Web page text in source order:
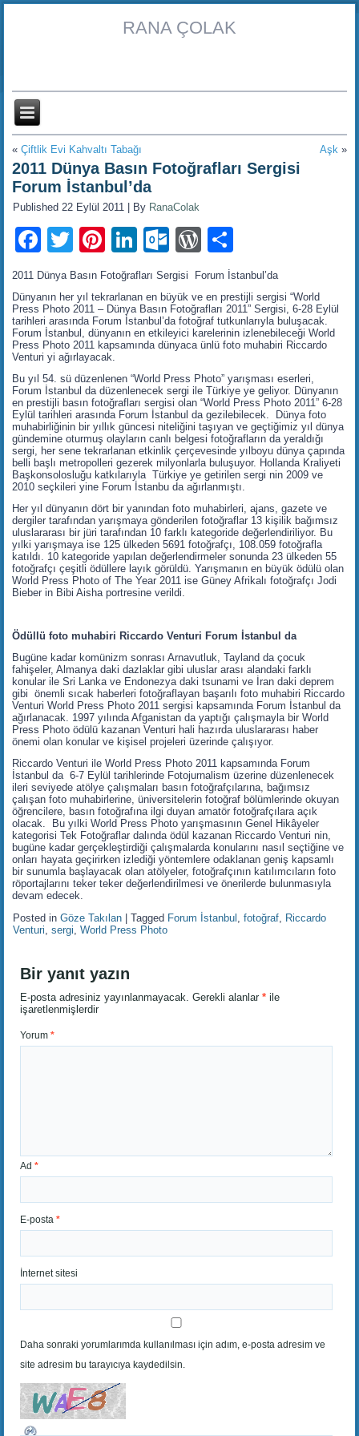
RANA ÇOLAK
«Çiftlik Evi Kahvaltı Tabağı Aşk»
2011 Dünya Basın Fotoğrafları Sergisi
Forum İstanbul’da
Published 22 Eylül 2011 By RanaColak
Facebook
TwitterPinterest
LinkedIn
Outlook.com
WordPress
2011 Dünya Basın Fotoğrafları Sergisi Forum İstanbul’da
Dünyanın her yıl tekrarlanan en büyük ve en prestijli sergisi “World
Press Photo 2011 – Dünya Basın Fotoğrafları 2011” Sergisi, 6-28 Eylül
tarihleri arasında Forum İstanbul’da fotoğraf tutkunlarıyla buluşacak.
Forum İstanbul, dünyanın en etkileyici karelerinin izlenebileceği World
Press Photo 2011 kapsamında dünyaca ünlü foto muhabiri Riccardo
Venturi yi ağırlayacak.
Bu yıl 54. sü düzenlenen “World Press Photo” yarışması eserleri,
Forum İstanbul da düzenlenecek sergi ile Türkiye ye geliyor. Dünyanın
en prestijli basın fotoğrafları sergisi olan “World Press Photo 2011” 6-28
Eylül tarihleri arasında Forum İstanbul da gezilebilecek. Dünya foto
muhabirliğinin bir yıllık güncesi niteliğini taşıyan ve geçtiğimiz yıl dünya
gündemine oturmuş olayların canlı belgesi fotoğrafların da yeraldığı
sergi, her sene tekrarlanan etkinlik çerçevesinde yılboyu dünya çapında
belli başlı metropolleri gezerek milyonlarla buluşuyor. Hollanda Kraliyeti
Başkonsolosluğu katkılarıyla Türkiye ye getirilen sergi nin 2009 ve
2010 seçkileri yine Forum İstanbu da ağırlanmıştı.
Her yıl dünyanın dört bir yanından foto muhabirleri, ajans, gazete ve
dergiler tarafından yarışmaya gönderilen fotoğraflar 13 kişilik bağımsız
uluslararası bir jüri tarafından 10 farklı kategoride değerlendiriliyor. Bu
yılki yarışmaya ise 125 ülkeden 5691 fotoğrafçı, 108.059 fotoğrafla
katıldı. 10 kategoride yapılan değerlendirmeler sonunda 23 ülkeden 55
fotoğrafçı çeşitli ödüllere layık görüldü. Yarışmanın en büyük ödülü olan
World Press Photo of The Year 2011 ise Güney Afrikalı fotoğrafçı Jodi
Bieber in Bibi Aisha portresine verildi.
Ödüllü foto muhabiri Riccardo Venturi Forum İstanbul da
Bugüne kadar komünizm sonrası Arnavutluk, Tayland da çocuk
fahişeler, Almanya daki dazlaklar gibi uluslar arası alandaki farklı
konular ile Sri Lanka ve Endonezya daki tsunami ve İran daki deprem
gibi önemli sıcak haberleri fotoğraflayan başarılı foto muhabiri Riccardo
Venturi World Press Photo 2011 sergisi kapsamında Forum İstanbul da
ağırlanacak. 1997 yılında Afganistan da yaptığı çalışmayla bir World
Press Photo ödülü kazanan Venturi hali hazırda uluslararası haber
önemi olan konular ve kişisel projeleri üzerinde çalışıyor.
Riccardo Venturi ile World Press Photo 2011 kapsamında Forum
İstanbul da 6-7 Eylül tarihlerinde Fotojurnalism üzerine düzenlenecek
ileri seviyede atölye çalışmaları basın fotoğrafçılarına, bağımsız
çalışan foto muhabirlerine, üniversitelerin fotoğraf bölümlerinde okuyan
öğrencilere, basın fotoğrafına ilgi duyan amatör fotoğrafçılara açık
olacak. Bu yılki World Press Photo yarışmasının Genel Hikâyeler
kategorisi Tek Fotoğraflar dalında ödül kazanan Riccardo Venturi nin,
bugüne kadar gerçekleştirdiği çalışmalarda konularını nasıl seçtiğine ve
onları hayata geçirirken izlediği yöntemlere odaklanan geniş kapsamlı
bir sunumla başlayacak olan atölyeler, fotoğrafçının katılımcıların foto
röportajlarını teker teker değerlendirilmesi ve önerilerde bulunmasıyla
devam edecek.
Posted in Göze Takılan |Tagged Forum İstanbul ,fotoğraf, Riccardo
Venturi,sergi,World Press Photo
Bir yanıt yazın
E-posta adresiniz yayınlanmayacak. Gerekli alanlar* ile
işaretlenmişlerdir
Yorum*
Ad*
E-posta*
İnternet sitesi
Daha sonraki yorumlarımda kullanılması için adım, e-posta adresim ve
site adresim bu tarayıcıya kaydedilsin.